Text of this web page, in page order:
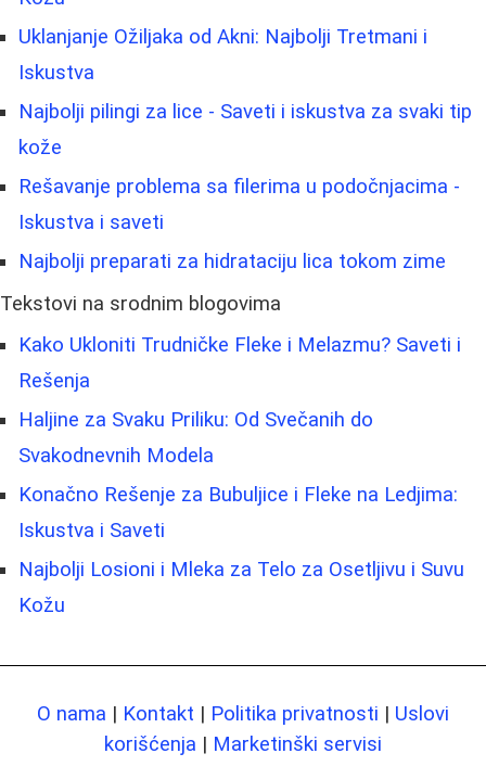
Uklanjanje Ožiljaka od Akni: Najbolji Tretmani i
Iskustva
Najbolji pilingi za lice - Saveti i iskustva za svaki tip
kože
Rešavanje problema sa filerima u podočnjacima -
Iskustva i saveti
Najbolji preparati za hidrataciju lica tokom zime
Tekstovi na srodnim blogovima
Kako Ukloniti Trudničke Fleke i Melazmu? Saveti i
Rešenja
Haljine za Svaku Priliku: Od Svečanih do
Svakodnevnih Modela
Konačno Rešenje za Bubuljice i Fleke na Ledjima:
Iskustva i Saveti
Najbolji Losioni i Mleka za Telo za Osetljivu i Suvu
Kožu
O nama | Kontakt | Politika privatnosti | Uslovi
korišćenja | Marketinški servisi